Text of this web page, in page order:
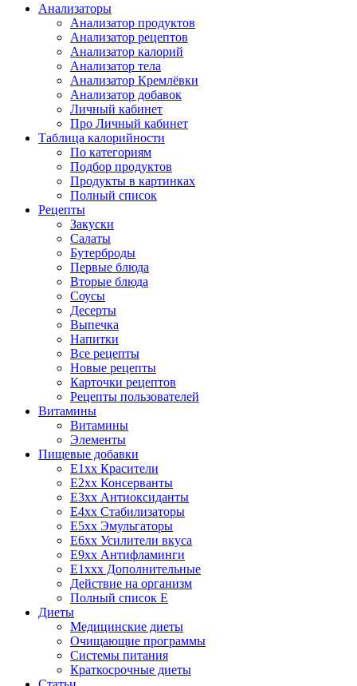
Анализаторы
Анализатор продуктов
Анализатор рецептов
Анализатор калорий
Анализатор тела
Анализатор Кремлёвки
Анализатор добавок
Личный кабинет
Про Личный кабинет
Таблица калорийности
По категориям
Подбор продуктов
Продукты в картинках
Полный список
Рецепты
Закуски
Салаты
Бутерброды
Первые блюда
Вторые блюда
Соусы
Десерты
Выпечка
Напитки
Все рецепты
Новые рецепты
Карточки рецептов
Рецепты пользователей
Витамины
Витамины
Элементы
Пищевые добавки
E1xx Красители
E2xx Консерванты
E3xx Антиоксиданты
E4xx Стабилизаторы
E5xx Эмульгаторы
E6xx Усилители вкуса
E9xx Антифламинги
E1xxx Дополнительные
Действие на организм
Полный список E
Диеты
Медицинские диеты
Очищающие программы
Системы питания
Краткосрочные диеты